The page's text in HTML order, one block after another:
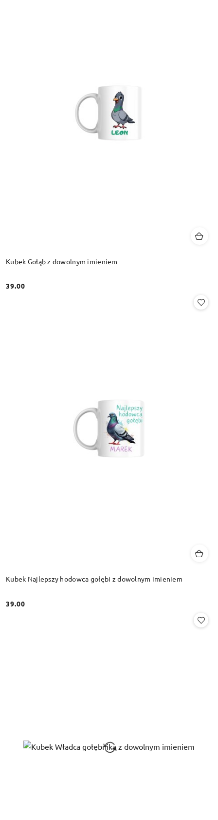
Kubek Gołąb z dowolnym imieniem
Cena:
39.00
Kubek Najlepszy hodowca gołębi z dowolnym imieniem
Cena:
39.00